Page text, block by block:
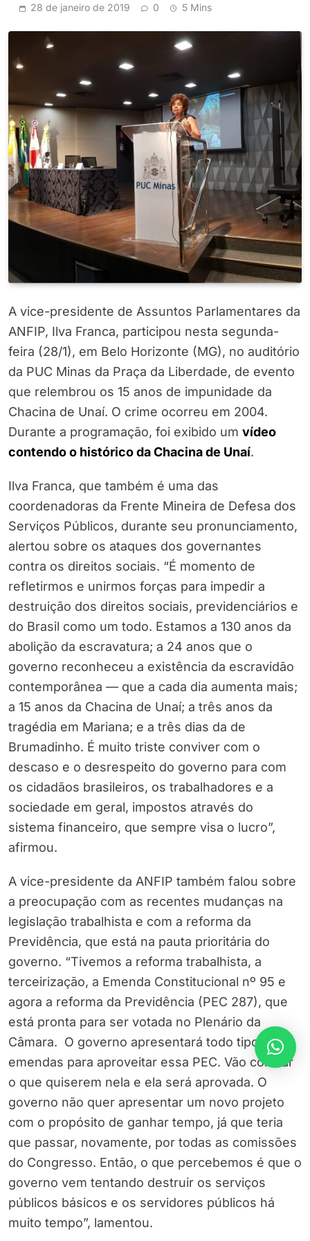
28 de janeiro de 2019 0 5 Mins
A vice-presidente de Assuntos Parlamentares da
ANFIP, Ilva Franca, participou nesta segunda-
feira (28/1), em Belo Horizonte (MG), no auditório
da PUC Minas da Praça da Liberdade, de evento
que relembrou os 15 anos de impunidade da
Chacina de Unaí. O crime ocorreu em 2004.
Durante a programação, foi exibido um vídeo
contendo o histórico da Chacina de Unaí.
Ilva Franca, que também é uma das
coordenadoras da Frente Mineira de Defesa dos
Serviços Públicos, durante seu pronunciamento,
alertou sobre os ataques dos governantes
contra os direitos sociais. “É momento de
refletirmos e unirmos forças para impedir a
destruição dos direitos sociais, previdenciários e
do Brasil como um todo. Estamos a 130 anos da
abolição da escravatura; a 24 anos que o
governo reconheceu a existência da escravidão
contemporânea — que a cada dia aumenta mais;
a 15 anos da Chacina de Unaí; a três anos da
tragédia em Mariana; e a três dias da de
Brumadinho. É muito triste conviver com o
descaso e o desrespeito do governo para com
os cidadãos brasileiros, os trabalhadores e a
sociedade em geral, impostos através do
sistema financeiro, que sempre visa o lucro”,
afirmou.
A vice-presidente da ANFIP também falou sobre
a preocupação com as recentes mudanças na
legislação trabalhista e com a reforma da
Previdência, que está na pauta prioritária do
governo. “Tivemos a reforma trabalhista, a
terceirização, a Emenda Constitucional nº 95 e
agora a reforma da Previdência (PEC 287), que
está pronta para ser votada no Plenário da
Câmara. O governo apresentará todo tipo de
emendas para aproveitar essa PEC. Vão colocar
o que quiserem nela e ela será aprovada. O
governo não quer apresentar um novo projeto
com o propósito de ganhar tempo, já que teria
que passar, novamente, por todas as comissões
do Congresso. Então, o que percebemos é que o
governo vem tentando destruir os serviços
públicos básicos e os servidores públicos há
muito tempo”, lamentou.